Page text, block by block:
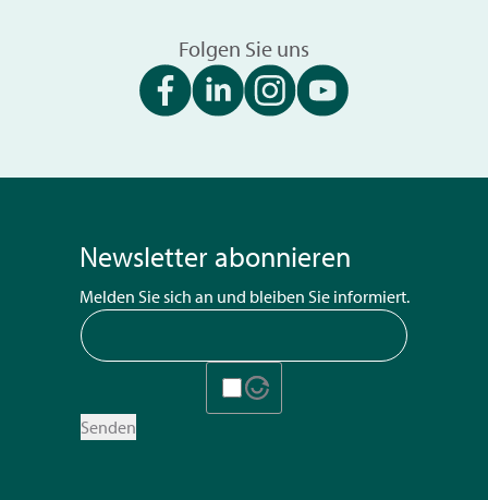
Folgen Sie uns
Newsletter abonnieren
Melden Sie sich an und bleiben Sie informiert.
Senden